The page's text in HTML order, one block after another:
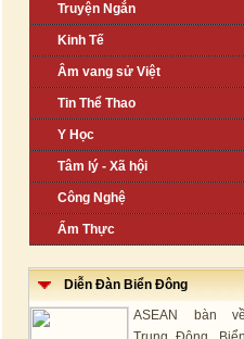
Truyện Ngắn
Kinh Tế
Âm vang sử Việt
Tin Thể Thao
Y Học
Tâm lý - Xã hội
Công Nghệ
Ẩm Thực
Diễn Đàn Biển Đông
ASEAN bàn về